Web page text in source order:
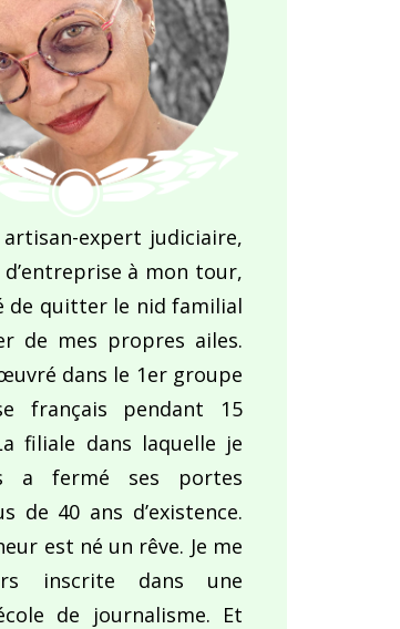
artisan-expert judiciaire,
à mon tour,
de quitter le nid familial
de mes propres ailes.
œuvré dans le 1er groupe
français pendant 15
filiale dans laquelle je
a fermé ses portes
de 40 ans d’existence.
est né un rêve. Je me
inscrite dans une
de journalisme. Et